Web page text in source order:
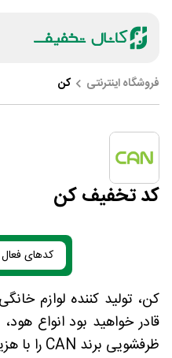
فروشگاه اینترنتی کن
کد تخفیف کن
کدهای فعال
کن، تولید کننده لوازم
قادر خواهید بود انواع
ظرفشویی برند CAN را با هزینه و قیمت کمتر خریداری کنید.